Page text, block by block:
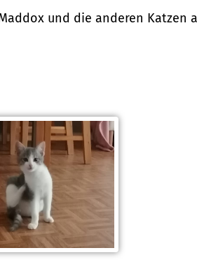
und die anderen